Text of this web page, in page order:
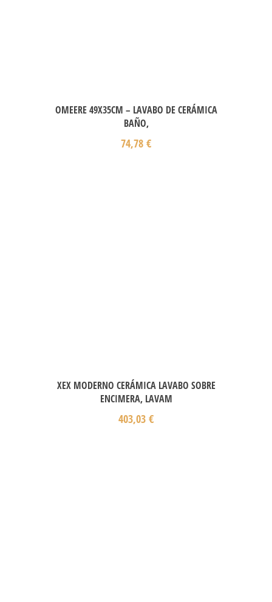
OMEERE 49X35CM – LAVABO DE CERÁMICA
BAÑO,
74,78 €
XEX MODERNO CERÁMICA LAVABO SOBRE
ENCIMERA, LAVAM
403,03 €